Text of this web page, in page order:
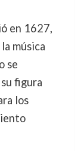
en 1627,
música
se
figura
los